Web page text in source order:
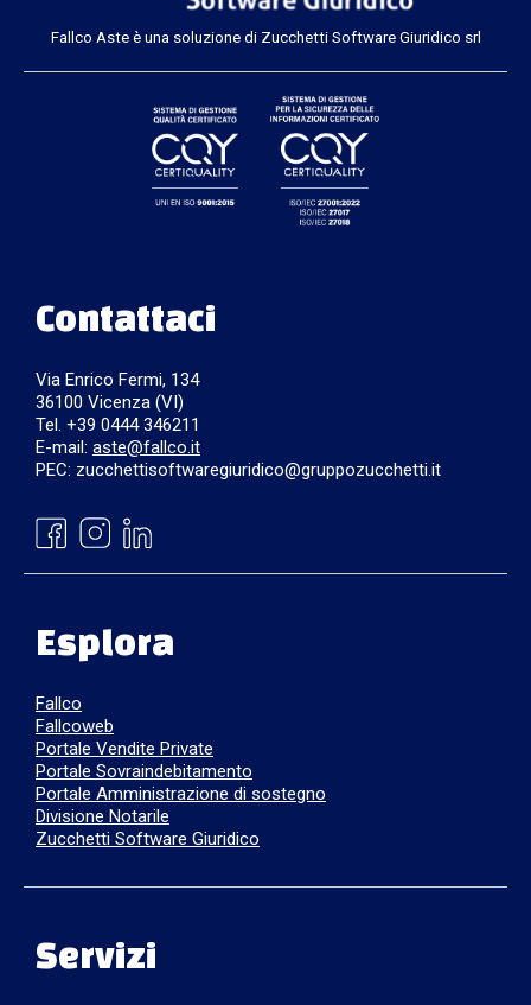
Fallco Aste è una soluzione di Zucchetti Software Giuridico srl
Contattaci
Via Enrico Fermi, 134
36100 Vicenza (VI)
Tel. +39 0444 346211
E-mail: aste@fallco.it
PEC: zucchettisoftwaregiuridico@gruppozucchetti.it
Esplora
Fallco
Fallcoweb
Portale Vendite Private
Portale Sovraindebitamento
Portale Amministrazione di sostegno
Divisione Notarile
Zucchetti Software Giuridico
Servizi